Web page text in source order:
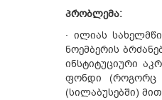
პრობლემა:
· ილიას
ნოემბერის
ინსტიტუციური
ფონდი (როგორც
(სილაბუსებში)